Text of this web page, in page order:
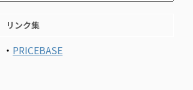
リンク集
・ PRICEBASE